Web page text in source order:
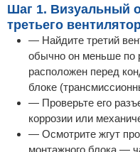
Шаг 1. Визуальный
третьего
— Найдите третий
обычно он меньше по
расположен перед
блоке
— Проверьте его
коррозии или
— Осмотрите жгут
монтажного блока —